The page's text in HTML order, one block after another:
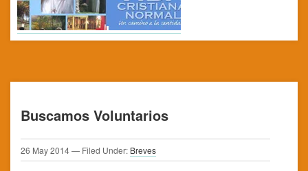
Buscamos Voluntarios
26 May2014— Filed Under: Breves